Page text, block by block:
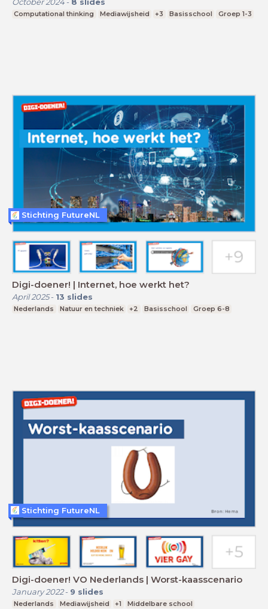
Computational thinking Mediawijsheid +3 Basisschool Groep 1-3
Digi-doener! | Internet, hoe werkt het?
April 2025- 13 slides
Nederlands Natuur en techniek +2 Basisschool Groep 6-8
Stichting FutureNL
Digi-doener! VO Nederlands | Worst-kaasscenario
January 2022- 9 slides
Nederlands Mediawijsheid +1
Middelbare school
Stichting FutureNL